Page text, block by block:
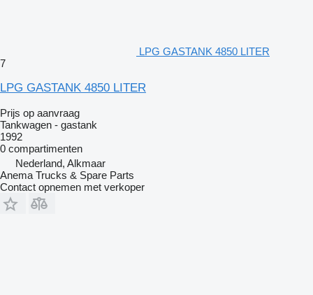
LPG GASTANK 4850 LITER
7
LPG GASTANK 4850 LITER
Prijs op aanvraag
Tankwagen - gastank
1992
0 compartimenten
Nederland, Alkmaar
Anema Trucks & Spare Parts
Contact opnemen met verkoper